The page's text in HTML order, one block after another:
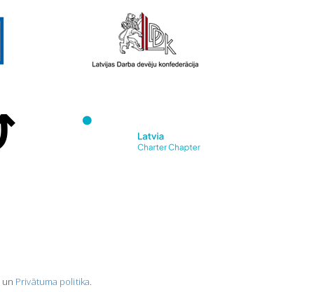
un Privātuma politika.